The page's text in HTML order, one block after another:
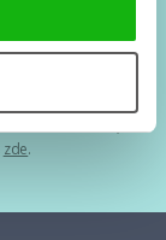
zde.